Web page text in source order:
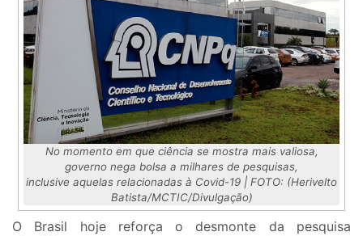
No momento em que ciência se mostra mais valiosa,
governo nega bolsa a milhares de pesquisas,
inclusive aquelas relacionadas à Covid-19 | FOTO: (Herivelto
Batista/MCTIC/Divulgação)
O Brasil hoje reforça o desmonte da pesquisa